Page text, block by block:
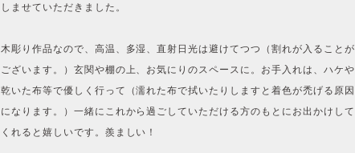
しませていただきました。
木彫り作品なので、高温、多湿、直射日光は避けてつつ（割れが入ることが
ございます。）玄関や棚の上、お気にりのスペースに。お手入れは、ハケや
乾いた布等で優しく行って（濡れた布で拭いたりしますと着色が禿げる原因
になります。）一緒にこれから過ごしていただける方のもとにお出かけして
くれると嬉しいです。羨ましい！